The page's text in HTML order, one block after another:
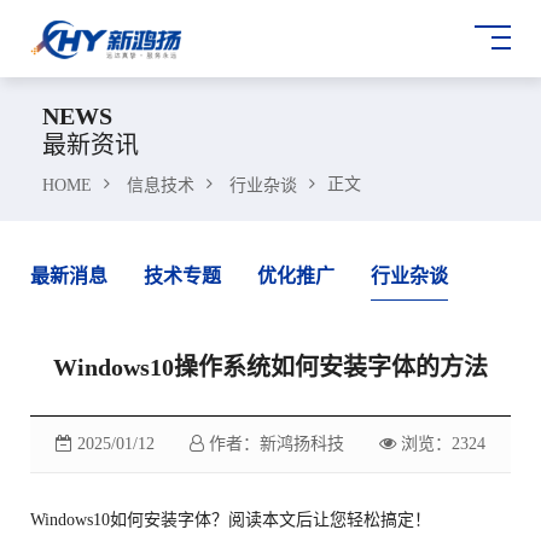
NEWS
最新资讯
HOME 信息技术 行业杂谈 正文
最新消息 技术专题 优化推广 行业杂谈
Windows10操作系统如何安装字体的方法
2025/01/12 作者：新鸿扬科技 浏览：2324
Windows10如何安装字体？阅读本文后让您轻松搞定！